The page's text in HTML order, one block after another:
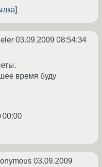
03.09.2009 08:54:34
время буду
03.09.2009